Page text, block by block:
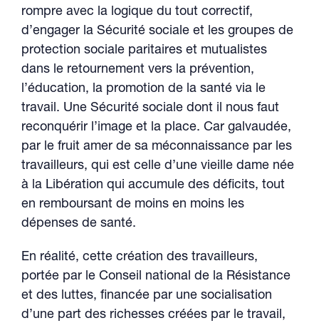
rompre avec la logique du tout correctif,
d’engager la Sécurité sociale et les groupes de
protection sociale paritaires et mutualistes
dans le retournement vers la prévention,
l’éducation, la promotion de la santé via le
travail. Une Sécurité sociale dont il nous faut
reconquérir l’image et la place. Car galvaudée,
par le fruit amer de sa méconnaissance par les
travailleurs, qui est celle d’une vieille dame née
à la Libération qui accumule des déficits, tout
en remboursant de moins en moins les
dépenses de santé.
En réalité, cette création des travailleurs,
portée par le Conseil national de la Résistance
et des luttes, financée par une socialisation
d’une part des richesses créées par le travail,